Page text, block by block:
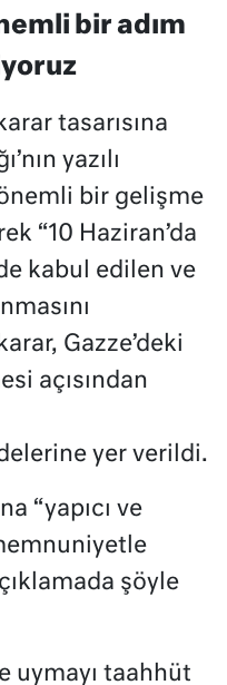
bir adım
tasarısına
yazılı
bir gelişme
“10 Haziran’da
kabul edilen ve
Gazze’deki
açısından
yer verildi.
“yapıcı ve
şöyle
uymayı taahhüt